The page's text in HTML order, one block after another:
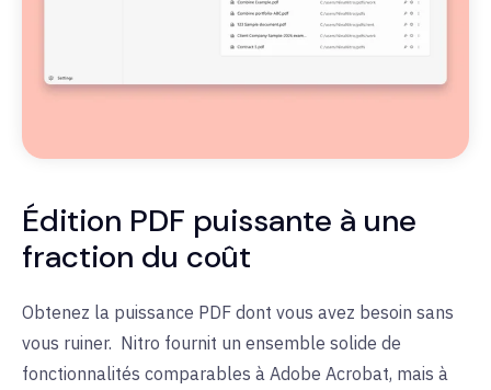
Édition PDF puissante à une
fraction du coût
Obtenez la puissance PDF dont vous avez besoin sans
vous ruiner. Nitro fournit un ensemble solide de
fonctionnalités comparables à Adobe Acrobat, mais à